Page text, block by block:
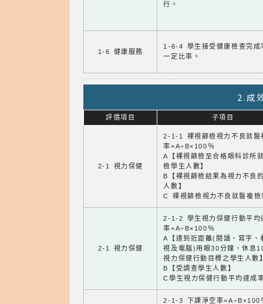
行。
1-6 健康服務
1-6-4 學生接受健康檢查完成
一定比率。
2.成
評價項目 子項目
2-1 視力保健
2-1-1 裸視篩檢視力不良就醫
率=A÷B×100％
A【裸視篩檢至合格眼科診所
檢學生人數】
B【裸視篩檢結果為視力不良
人數】
C 裸視篩檢視力不良就醫複檢
2-1 視力保健
2-1-2 學生視力保健行動平均
率=A÷B×100％
A【達到近距離(閱讀、寫字、
視及電腦)用眼30分鐘，休息
視力保健行動目標之學生人數
B【受調查學生人數】
C學生視力保健行動平均達成
2-1-3 下課淨空率=A÷B×100